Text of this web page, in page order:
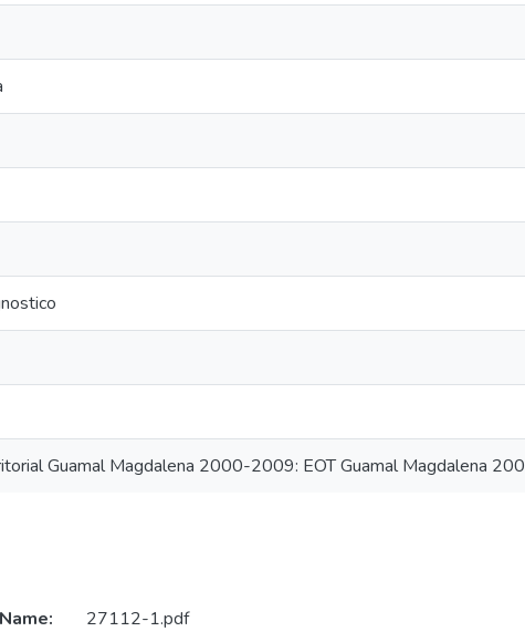
Guamal Magdalena 2000-2009: EOT Guamal Magdalena
Name:
27112-1.pdf